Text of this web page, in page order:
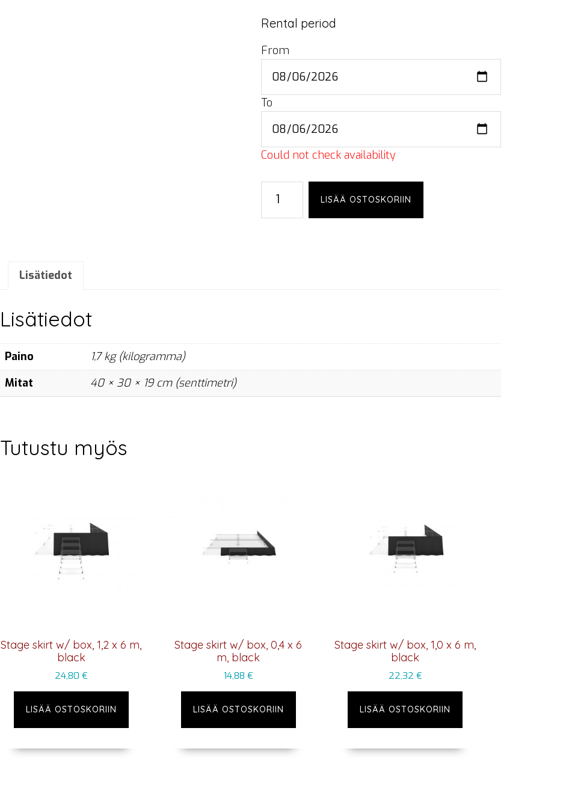
Rental period
From
To
Could not check availability
skirt
w/
LISÄÄ OSTOSKORIIN
Lisätiedot
Lisätiedot
Paino
1,7 kg (kilogramma)
Mitat
40 × 30 × 19 cm (senttimetri)
Tutustu myös
Stage skirt w/ box, 1,2 x 6 m,
black
24,80 €
LISÄÄ OSTOSKORIIN
Stage skirt w/ box, 0,4 x 6
m, black
14,88 €
LISÄÄ OSTOSKORIIN
Stage skirt w/ box, 1,0 x 6 m,
black
22,32 €
LISÄÄ OSTOSKORIIN